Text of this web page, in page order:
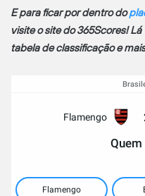
E para ficar por dentro do
visite o site do 365Scores!
tabela de classificação e
Flamengo
Quem
Flamengo